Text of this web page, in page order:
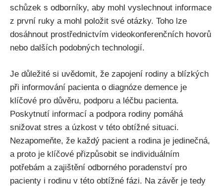
schůzek s odborníky, aby mohl vyslechnout informace
z první ruky a mohl položit své otázky. Toho lze
dosáhnout prostřednictvím videokonferenčních hovorů
nebo dalších podobných technologií.
Je důležité si uvědomit, že zapojení rodiny a blízkých
při informování pacienta o diagnóze demence je
klíčové pro důvěru, podporu a léčbu pacienta.
Poskytnutí informací a podpora rodiny pomáhá
snižovat stres a úzkost v této obtížné situaci.
Nezapomeňte, že každý pacient a rodina je jedinečná,
a proto je klíčové přizpůsobit se individuálním
potřebám a zajištění odborného poradenství pro
pacienty i rodinu v této obtížné fázi. Na závěr je tedy